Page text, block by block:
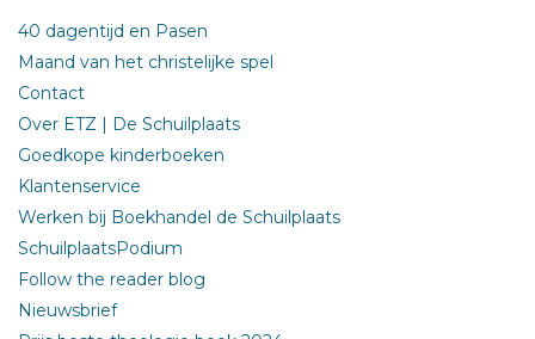
40 dagentijd en Pasen
Maand van het christelijke spel
Contact
Over ETZ | De Schuilplaats
Goedkope kinderboeken
Klantenservice
Werken bij Boekhandel de Schuilplaats
SchuilplaatsPodium
Follow the reader blog
Nieuwsbrief